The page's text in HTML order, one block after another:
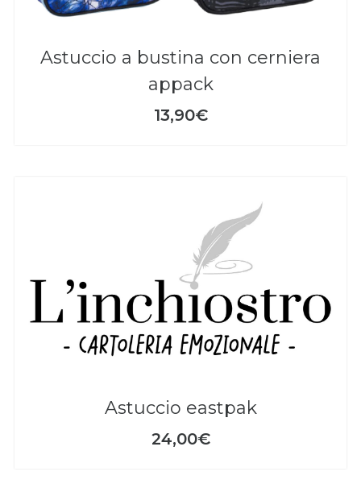
astuccio a bustina con cerniera
appack
13,90€
astuccio eastpak
24,00€